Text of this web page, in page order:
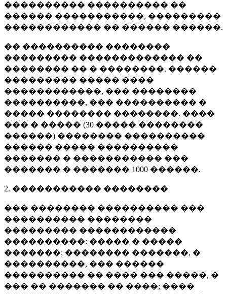
���������� ���������� ��
������ �����������, ���������
������������ �� ������ ������.
�� ���������� ��������
��������� ������������� ��
�������� �� � ��������. ������
��������� ����� ����
������������, ��� ��������
����������, ��� ���������� �
����� �������� ��������. ����
��� � ����� (30 ����� ��������
������) �������� ����������
������ ����� ����������
������� � ����������� ���
������� � ������� 1000 ������.
2. ����������� ��������
��� �������� ���������� ���
���������� ��������
��������� ������������
����������: ����� � �����
�������; �������� �������, �
����������, ��� ������
���������� �� ���� ��� �����, �
��� �� ������� �� ����; ����